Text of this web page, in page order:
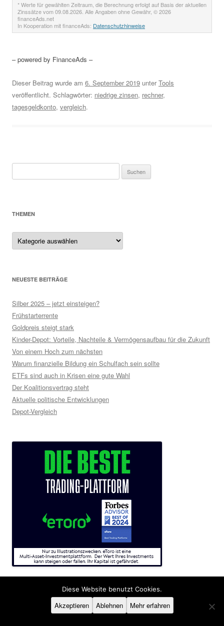
* Werte für gewählten Zeitraum, die Berechnung erfolgt auf Basis der aktuellen
Zinssätze vom 09.08.2026. Alle Angaben ohne Gewähr, © 2026
financeAds.net
In Kooperation mit financeAds: Datenschutzhinweise
– powered by FinanceAds –
Dieser Beitrag wurde am 6. September 2019 unter Tools
veröffentlicht. Schlagwörter: niedrige zinsen, rechner,
tagesgeldkonto, vergleich.
nach:
THEMEN
Themen
NEUESTE BEITRÄGE
Silber 2025 – jetzt einsteigen?
Frühstarterrente
Goldpreis steigt stark
Kinder-Depot: Vorteile, Nachteile & Vermögensaufbau für die Zukunft
Von einem Hoch zum nächsten
Warum finanzielle Bildung ein Schulfach sein sollte
ETFs sind auch in Krisen eine gute Wahl
Der Koalitionsvertrag steht
Aktuelle politische Entwicklungen
Depot-Vergleich
SCHLAGWÖRTER
Diese Website benutzt Cookies.
Akzeptieren Ablehnen Mehr erfahren